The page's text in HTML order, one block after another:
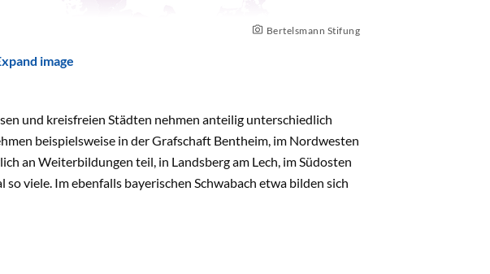
Bertelsmann Stifung
image
und kreisfreien Städten nehmen anteilig unterschiedlich
beispielsweise in der Grafschaft Bentheim, im Nordwesten
an Weiterbildungen teil, in Landsberg am Lech, im Südosten
viele. Im ebenfalls bayerischen Schwabach etwa bilden sich